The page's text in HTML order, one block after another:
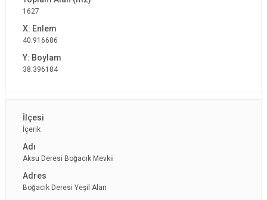
1627
40.916686
38.396184
İçerik
Aksu Deresi Boğacık Mevkii
Boğacık Deresi Yeşil Alan